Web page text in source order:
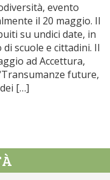
evento
il 20 maggio. Il
su undici date, in
scuole e cittadini. Il
ad Accettura,
future,
[…]